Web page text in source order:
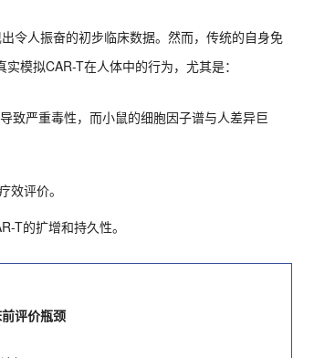
令人振奋的初步临床数据。然而，传统的自身免
模拟CAR-T在人体中的行为，尤其是：
致严重毒性，而小鼠的细胞因子谱与人差异巨
效评价。
T的扩增和持久性。
评价瓶颈